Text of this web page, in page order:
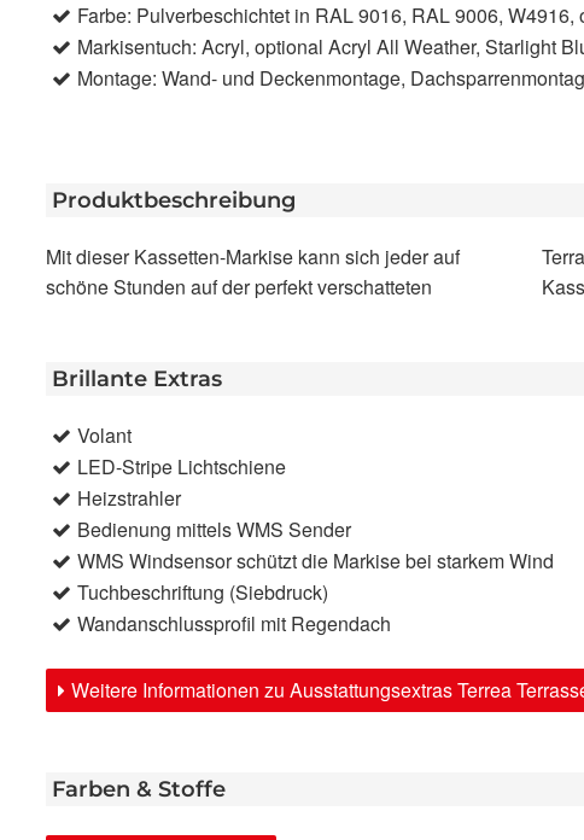
Farbe: Pulverbeschichtet in RAL 9016, RAL 9006,
Markisentuch: Acryl, optional Acryl All Weather, Starlight
Montage: Wand- und Deckenmontage,
Produktbeschreibung
Mit dieser Kassetten-Markise kann sich jeder auf
schöne Stunden auf der perfekt verschatteten
Terrasse freuen. Das kleine und kompakte Design der
Brillante Extras
Volant
LED-Stripe Lichtschiene
Heizstrahler
Bedienung mittels WMS Sender
WMS Windsensor schützt die Markise bei starkem Wind
Tuchbeschriftung (Siebdruck)
Wandanschlussprofil mit Regendach
Weitere Informationen zu Ausstattungsextras Terrea
Farben & Stoffe